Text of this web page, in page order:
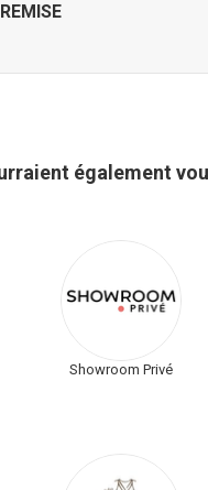
également
Showroom Privé